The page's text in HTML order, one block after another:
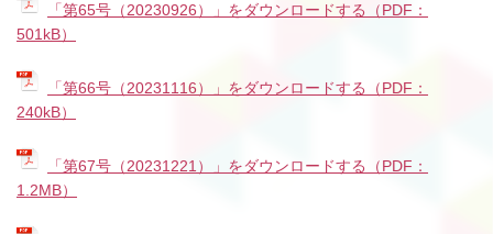
「第65号（20230926）」をダウンロードする（PDF：
501kB）
「第66号（20231116）」をダウンロードする（PDF：
240kB）
「第67号（20231221）」をダウンロードする（PDF：
1.2MB）